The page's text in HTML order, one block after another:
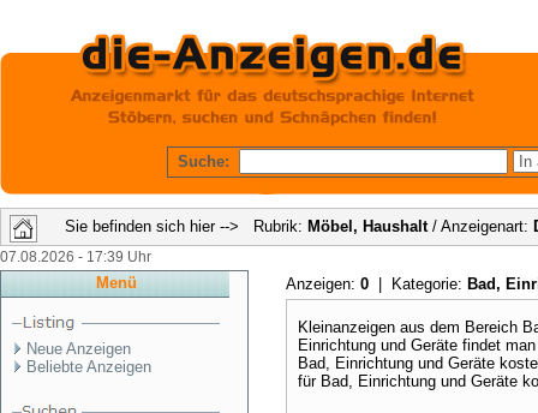
Suche:
Sie befinden sich hier --> Rubrik: Möbel, Haushalt/ Anzeigenart:
07.08.2026 - 17:39 Uhr
Menü
Neue Anzeigen
Beliebte Anzeigen
Anzeigen: 0 | Kategorie: Bad,
Kleinanzeigen aus dem Bereich
Einrichtung und Geräte findet
Bad, Einrichtung und Geräte
für Bad, Einrichtung und Geräte